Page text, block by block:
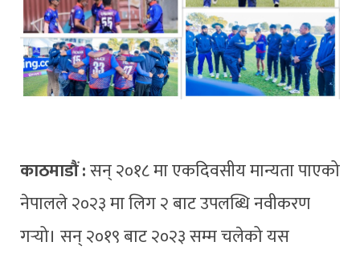
काठमाडौं :सन् २०१८ मा एकदिवसीय मान्यता पाएको
नेपालले २०२३ मा लिग २ बाट उपलब्धि नवीकरण
गर्‍यो। सन् २०१९ बाट २०२३ सम्म चलेको यस